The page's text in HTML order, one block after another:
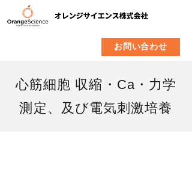
お問い合わせ
心筋細胞 収縮・Ca・力学
測定、及び電気刺激培養